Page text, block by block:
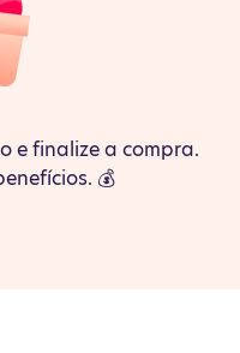
e finalize a compra.
💰